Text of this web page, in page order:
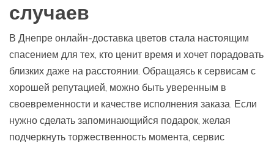
случаев
В Днепре онлайн-доставка цветов стала настоящим
спасением для тех, кто ценит время и хочет порадовать
близких даже на расстоянии. Обращаясь к сервисам с
хорошей репутацией, можно быть уверенным в
своевременности и качестве исполнения заказа. Если
нужно сделать запоминающийся подарок, желая
подчеркнуть торжественность момента, сервис